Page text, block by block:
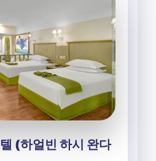
(하얼빈 하시 완다